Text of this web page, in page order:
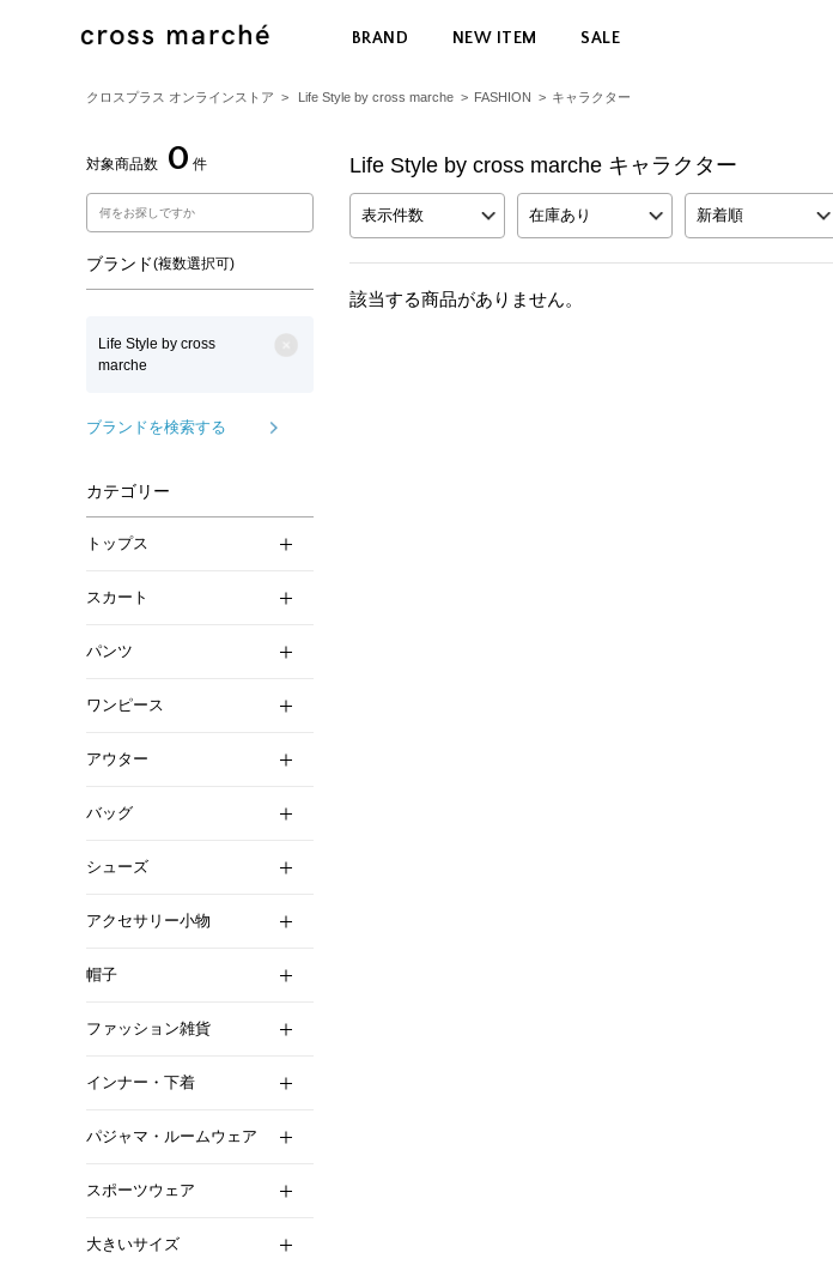
BRAND NEW ITEM SALE
クロスプラス オンラインストア > Life Style by cross marche > FASHION > キャラクター
対象商品数 0 件 Life Style by cross marche キャラクター
ブランド(複数選択可)
Life Style by cross
marche
ブランドを検索する
カテゴリー
トップス
スカート
パンツ
ワンピース
アウター
バッグ
シューズ
アクセサリー小物
帽子
ファッション雑貨
インナー・下着
パジャマ・ルームウェア
スポーツウェア
大きいサイズ
表示件数 在庫あり 新着順
該当する商品がありません。